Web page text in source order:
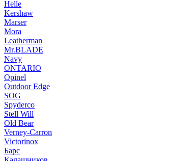
Helle
Kershaw
Marser
Mora
Leatherman
Mr.BLADE
Navy
ONTARIO
Opinel
Outdoor Edge
SOG
Spyderco
Stell Will
Old Bear
Verney-Carron
Victorinox
Барс